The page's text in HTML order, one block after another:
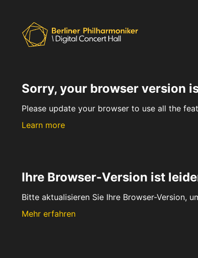
Sorry, your browser version
Please update your browser to use all the
Learn more
Ihre Browser-Version ist
Bitte aktualisieren Sie Ihre Browser-Version,
Mehr erfahren